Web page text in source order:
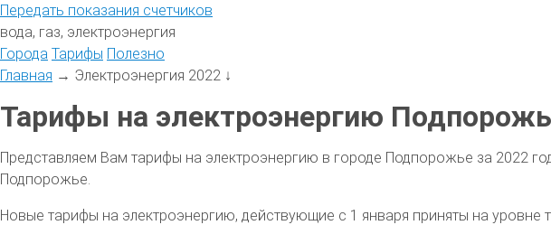
Передать показания счетчиков
вода, газ, электроэнергия
Города Тарифы Полезно
Главная → Электроэнергия 2022 ↓
Тарифы на электроэнергию
Представляем Вам тарифы на электроэнергию в городе Подпорожье за 2022
Подпорожье.
Новые тарифы на электроэнергию, действующие с 1 января приняты на